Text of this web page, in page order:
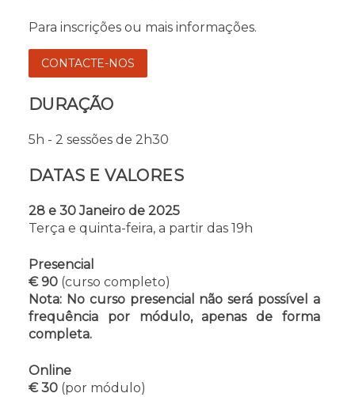
Para inscrições ou mais informações.
CONTACTE-NOS
DURAÇÃO
5h - 2 sessões de 2h30
DATAS E VALORES
28 e 30 Janeiro de 2025
Terça e quinta-feira, a partir das 19h
Presencial
€ 90 (curso completo)
Nota: No curso presencial não será possível a
frequência por módulo, apenas de forma
completa.
Online
€ 30 (por módulo)